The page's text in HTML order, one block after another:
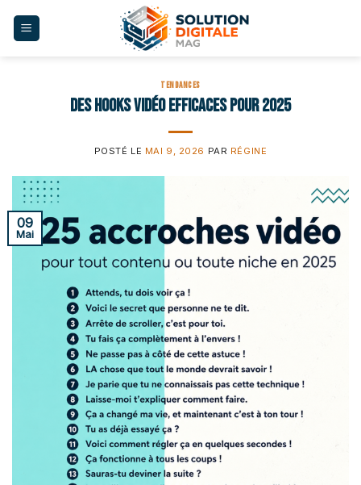
TENDANCES
Des hooks vidéo efficaces pour 2025
POSTÉ LE MAI 9, 2026 PAR RÉGINE
09
Mai